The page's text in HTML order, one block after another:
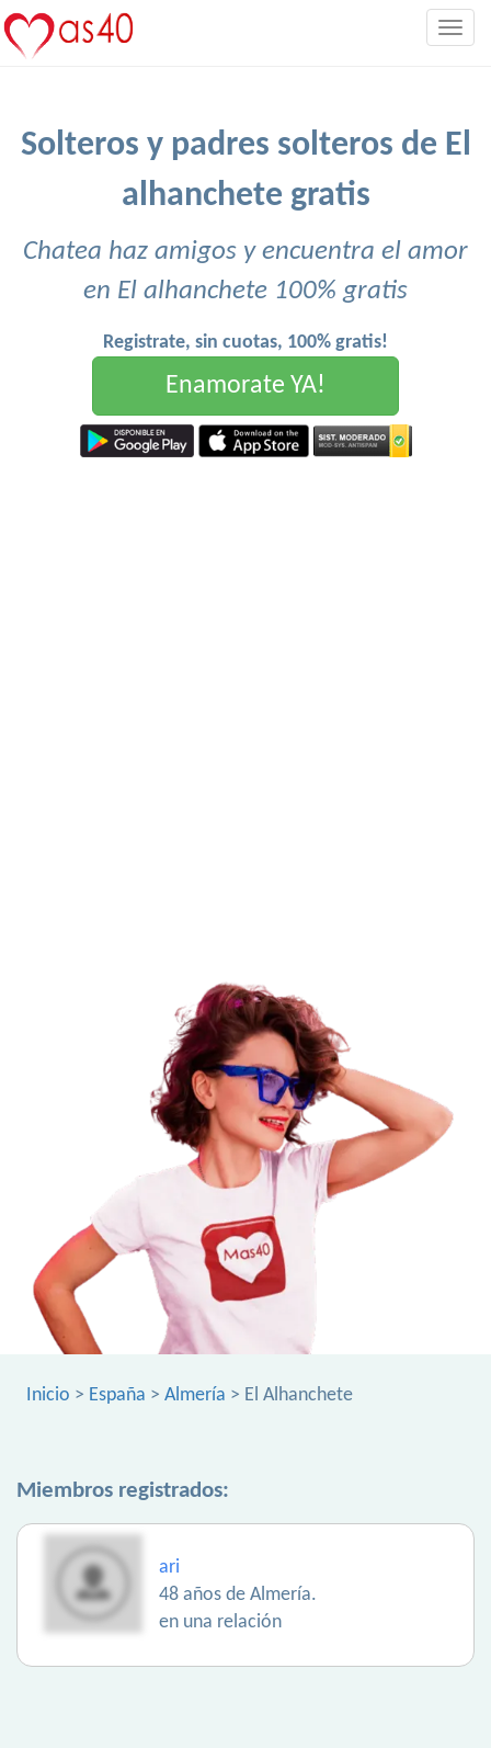
Solteros y padres solteros de El
alhanchete gratis
Chatea haz amigos y encuentra el amor
en El alhanchete 100% gratis
Registrate, sin cuotas, 100% gratis!
Enamorate YA!
Inicio > España > Almería > El Alhanchete
Miembros registrados:
ari
48 años de Almería.
en una relación